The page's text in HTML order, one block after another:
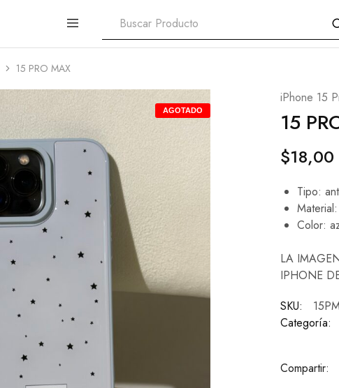
15 PRO MAX
AGOTADO
iPhone 15
15
$18,00
Tipo:
Color:
LA
IPHONE
SKU:
Categoría:
Compartir: